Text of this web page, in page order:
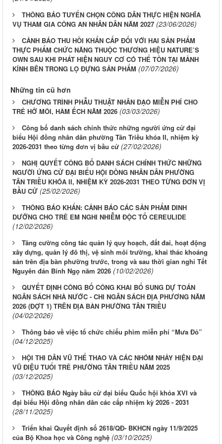
THÔNG BÁO TUYỂN CHỌN CÔNG DÂN THỰC HIỆN NGHĨA
VỤ THAM GIA CÔNG AN NHÂN DÂN NĂM 2027 (23/06/2026)
CẢNH BÁO THU HỒI KHẨN CẤP ĐỐI VỚI HAI SẢN PHẨM
THỰC PHẨM CHỨC NĂNG THUỘC THƯƠNG HIỆU NATURE’S
OWN SAU KHI PHÁT HIỆN NGUY CƠ CÓ THỂ TỒN TẠI MẢNH
KÍNH BÊN TRONG LỌ ĐỰNG SẢN PHẨM (07/07/2026)
Những tin cũ hơn
CHƯƠNG TRÌNH PHẪU THUẬT NHÂN ĐẠO MIỄN PHÍ CHO
TRẺ HỞ MÔI, HÀM ẾCH NĂM 2026 (03/03/2026)
Công bố danh sách chính thức những người ứng cử đại
biểu Hội đồng nhân dân phường Tân Triều khóa II, nhiệm kỳ
2026-2031 theo từng đơn vị bầu cử (27/02/2026)
NGHỊ QUYẾT CÔNG BỐ DANH SÁCH CHÍNH THỨC NHỮNG
NGƯỜI ỨNG CỬ ĐẠI BIỂU HỘI ĐỒNG NHÂN DÂN PHƯỜNG
TÂN TRIỀU KHÓA II, NHIỆM KỲ 2026-2031 THEO TỪNG ĐƠN VỊ
BẦU CỬ (25/02/2026)
THÔNG BÁO KHẨN: CẢNH BÁO CÁC SẢN PHẨM DINH
DƯỠNG CHO TRẺ EM NGHI NHIỄM ĐỘC TỐ CEREULIDE
(12/02/2026)
Tăng cường công tác quản lý quy hoạch, đất đai, hoạt động
xây dựng, quản lý đô thị, vệ sinh môi trường, khai thác khoáng
sản trên địa bàn phường trước, trong và sau thời gian nghỉ Tết
Nguyên đán Bính Ngọ năm 2026 (10/02/2026)
QUYẾT ĐỊNH CÔNG BỐ CÔNG KHAI BỔ SUNG DỰ TOÁN
NGÂN SÁCH NHÀ NƯỚC - CHI NGÂN SÁCH ĐỊA PHƯƠNG NĂM
2026 (ĐỢT 1) TRÊN ĐỊA BÀN PHƯỜNG TÂN TRIỀU
(04/02/2026)
Thông báo về việc tổ chức chiếu phim miễn phí “Mưa Đỏ”
(04/12/2025)
HỘI THI DÂN VŨ THỂ THAO VÀ CÁC NHÓM NHẢY HIỆN ĐẠI
VŨ ĐIỆU TUỔI TRẺ PHƯỜNG TÂN TRIỀU NĂM 2025
(03/12/2025)
THÔNG BÁO Ngày bầu cử đại biểu Quốc hội khóa XVI và
đại biểu Hội đồng nhân dân các cấp nhiệm kỳ 2026 - 2031
(28/11/2025)
Triển khai Quyết định số 2618/QĐ- BKHCN ngày 11/9/2025
của Bộ Khoa học và Công nghệ (03/10/2025)